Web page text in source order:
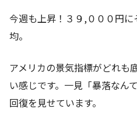
今週も上昇！３９,０００円
均。
アメリカの景気指標がどれも
い感じです。一見「暴落なん
回復を見せています。